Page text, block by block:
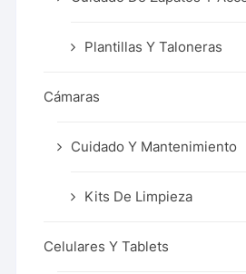
Plantillas Y Taloneras
Cámaras
Cuidado Y Mantenimiento
Kits De Limpieza
Celulares Y Tablets